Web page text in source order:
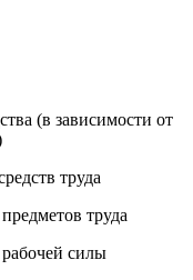
(в зависимости от
труда
труда
рабочей силы